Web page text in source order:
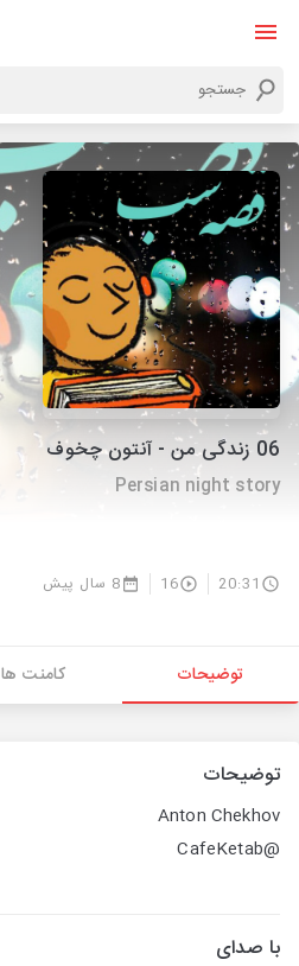
06 زندگی من - آنتون چخوف
Persian night story
20:31
16 8 سال پیش
توضیحات کامنت ها
توضیحات
Anton Chekhov
@CafeKetab
با صدای